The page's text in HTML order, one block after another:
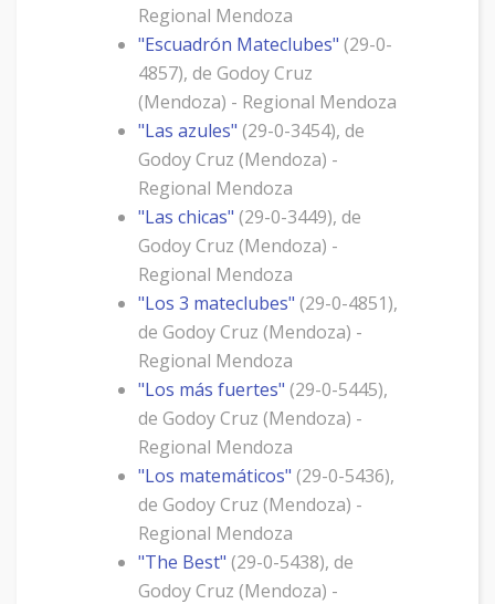
Regional Mendoza
"Escuadrón Mateclubes" (29-0-
4857), de Godoy Cruz
(Mendoza) - Regional Mendoza
"Las azules" (29-0-3454), de
Godoy Cruz (Mendoza) -
Regional Mendoza
"Las chicas" (29-0-3449), de
Godoy Cruz (Mendoza) -
Regional Mendoza
"Los 3 mateclubes" (29-0-4851),
de Godoy Cruz (Mendoza) -
Regional Mendoza
"Los más fuertes" (29-0-5445),
de Godoy Cruz (Mendoza) -
Regional Mendoza
"Los matemáticos" (29-0-5436),
de Godoy Cruz (Mendoza) -
Regional Mendoza
"The Best" (29-0-5438), de
Godoy Cruz (Mendoza) -